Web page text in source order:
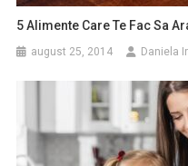
5 Alimente Care Te Fac Sa
august 25, 2014 Daniela